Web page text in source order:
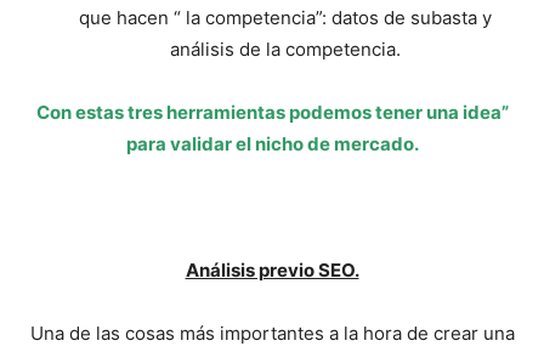
que hacen “ la competencia”: datos de subasta y
análisis de la competencia.
Con estas tres herramientas podemos tener una idea”
para validar el nicho de mercado.
Análisis previo SEO.
Una de las cosas más importantes a la hora de crear una